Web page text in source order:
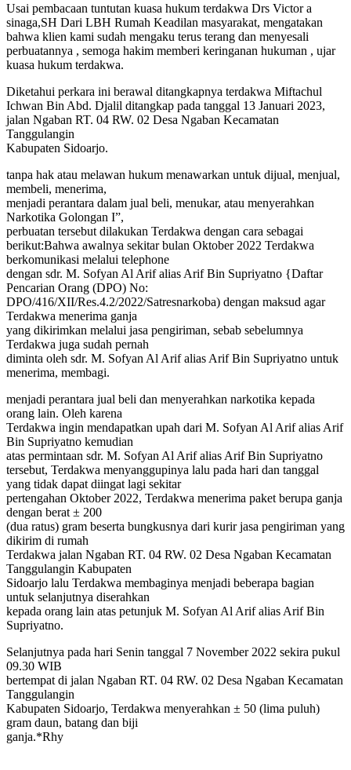
Usai pembacaan tuntutan kuasa hukum terdakwa Drs Victor a
sinaga,SH Dari LBH Rumah Keadilan masyarakat, mengatakan
bahwa klien kami sudah mengaku terus terang dan menyesali
perbuatannya , semoga hakim memberi keringanan hukuman , ujar
kuasa hukum terdakwa.
Diketahui perkara ini berawal ditangkapnya terdakwa Miftachul
Ichwan Bin Abd. Djalil ditangkap pada tanggal 13 Januari 2023,
jalan Ngaban RT. 04 RW. 02 Desa Ngaban Kecamatan
Tanggulangin
Kabupaten Sidoarjo.
tanpa hak atau melawan hukum menawarkan untuk dijual, menjual,
membeli, menerima,
menjadi perantara dalam jual beli, menukar, atau menyerahkan
Narkotika Golongan I”,
perbuatan tersebut dilakukan Terdakwa dengan cara sebagai
berikut:Bahwa awalnya sekitar bulan Oktober 2022 Terdakwa
berkomunikasi melalui telephone
dengan sdr. M. Sofyan Al Arif alias Arif Bin Supriyatno {Daftar
Pencarian Orang (DPO) No:
DPO/416/XII/Res.4.2/2022/Satresnarkoba) dengan maksud agar
Terdakwa menerima ganja
yang dikirimkan melalui jasa pengiriman, sebab sebelumnya
Terdakwa juga sudah pernah
diminta oleh sdr. M. Sofyan Al Arif alias Arif Bin Supriyatno untuk
menerima, membagi.
menjadi perantara jual beli dan menyerahkan narkotika kepada
orang lain. Oleh karena
Terdakwa ingin mendapatkan upah dari M. Sofyan Al Arif alias Arif
Bin Supriyatno kemudian
atas permintaan sdr. M. Sofyan Al Arif alias Arif Bin Supriyatno
tersebut, Terdakwa menyanggupinya lalu pada hari dan tanggal
yang tidak dapat diingat lagi sekitar
pertengahan Oktober 2022, Terdakwa menerima paket berupa ganja
dengan berat ± 200
(dua ratus) gram beserta bungkusnya dari kurir jasa pengiriman yang
dikirim di rumah
Terdakwa jalan Ngaban RT. 04 RW. 02 Desa Ngaban Kecamatan
Tanggulangin Kabupaten
Sidoarjo lalu Terdakwa membaginya menjadi beberapa bagian
untuk selanjutnya diserahkan
kepada orang lain atas petunjuk M. Sofyan Al Arif alias Arif Bin
Supriyatno.
Selanjutnya pada hari Senin tanggal 7 November 2022 sekira pukul
09.30 WIB
bertempat di jalan Ngaban RT. 04 RW. 02 Desa Ngaban Kecamatan
Tanggulangin
Kabupaten Sidoarjo, Terdakwa menyerahkan ± 50 (lima puluh)
gram daun, batang dan biji
ganja.*Rhy